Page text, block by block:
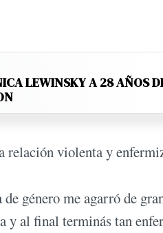
LEWINSKY A 28 AÑOS
relación violenta y
género me agarró de
y al final terminás tan